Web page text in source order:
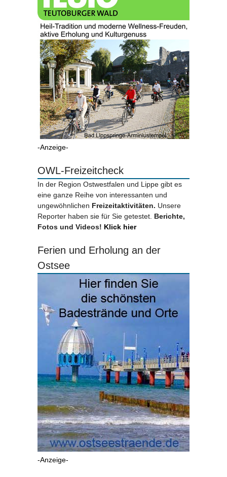
-Anzeige-
OWL-Freizeitcheck
In der Region Ostwestfalen und Lippe gibt es
eine ganze Reihe von interessanten und
ungewöhnlichen Freizeitaktivitäten. Unsere
Reporter haben sie für Sie getestet. Berichte,
Fotos und Videos! Klick hier
Ferien und Erholung an der
Ostsee
-Anzeige-